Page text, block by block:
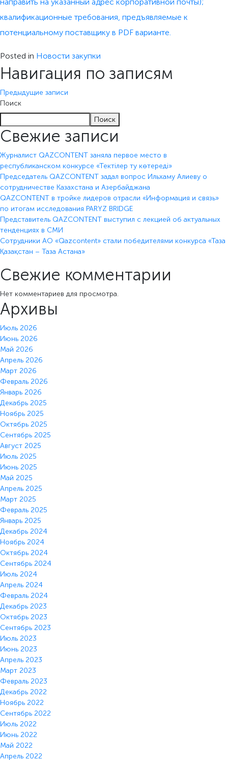
квалификационные требования, предъявляемые к
потенциальному поставщику в PDF варианте.
Posted in Новости закупки
Навигация по записям
Предыдущие записи
Поиск
Поиск
Свежие записи
Журналист QAZCONTENT заняла первое место в
республиканском конкурсе «Тектілер ту көтереді»
Председатель QAZCONTENT задал вопрос Ильхаму Алиеву о
сотрудничестве Казахстана и Азербайджана
QAZCONTENT в тройке лидеров отрасли «Информация и связь»
по итогам исследования PARYZ BRIDGE
Представитель QAZCONTENT выступил с лекцией об актуальных
тенденциях в СМИ
Сотрудники АО «Qazcontent» стали победителями конкурса «Таза
Қазақстан – Таза Астана»
Свежие комментарии
Нет комментариев для просмотра.
Архивы
Июль 2026
Июнь 2026
Май 2026
Апрель 2026
Март 2026
Февраль 2026
Январь 2026
Декабрь 2025
Ноябрь 2025
Октябрь 2025
Сентябрь 2025
Август 2025
Июль 2025
Июнь 2025
Май 2025
Апрель 2025
Март 2025
Февраль 2025
Январь 2025
Декабрь 2024
Ноябрь 2024
Октябрь 2024
Сентябрь 2024
Июль 2024
Апрель 2024
Февраль 2024
Декабрь 2023
Октябрь 2023
Сентябрь 2023
Июль 2023
Июнь 2023
Апрель 2023
Март 2023
Февраль 2023
Декабрь 2022
Ноябрь 2022
Сентябрь 2022
Июль 2022
Июнь 2022
Май 2022
Апрель 2022